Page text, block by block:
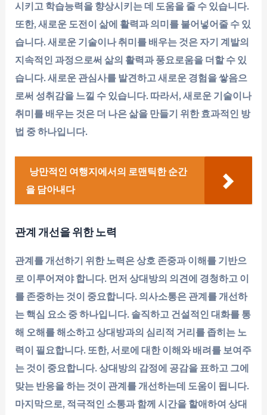
시키고 학습능력을 향상시키는 데 도움을 줄 수 있습니다.
또한, 새로운 도전이 삶에 활력과 의미를 불어넣어줄 수 있
습니다. 새로운 기술이나 취미를 배우는 것은 자기 계발의
지속적인 과정으로써 삶의 활력과 풍요로움을 더할 수 있
습니다. 새로운 관심사를 발견하고 새로운 경험을 쌓음으
로써 성취감을 느낄 수 있습니다. 따라서, 새로운 기술이나
취미를 배우는 것은 더 나은 삶을 만들기 위한 효과적인 방
법 중 하나입니다.
낭만적인 여행지에서의 로맨틱한 순간
을 담아내다
관계 개선을 위한 노력
관계를 개선하기 위한 노력은 상호 존중과 이해를 기반으
로 이루어져야 합니다. 먼저 상대방의 의견에 경청하고 이
를 존중하는 것이 중요합니다. 의사소통은 관계를 개선하
는 핵심 요소 중 하나입니다. 솔직하고 건설적인 대화를 통
해 오해를 해소하고 상대방과의 심리적 거리를 좁히는 노
력이 필요합니다. 또한, 서로에 대한 이해와 배려를 보여주
는 것이 중요합니다. 상대방의 감정에 공감을 표하고 그에
맞는 반응을 하는 것이 관계를 개선하는데 도움이 됩니다.
마지막으로, 적극적인 소통과 함께 시간을 할애하여 상대